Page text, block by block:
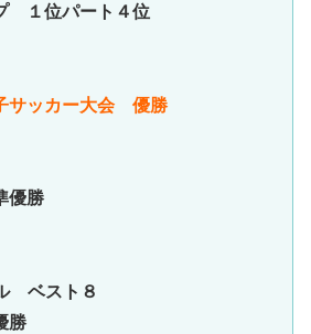
１位パート４位
サッカー大会 優勝
優勝
ベスト８
勝